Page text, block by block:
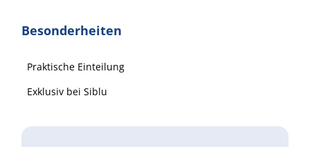
Besonderheiten
Praktische Einteilung
Exklusiv bei Siblu